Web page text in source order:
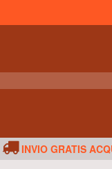
INVIO GRATIS